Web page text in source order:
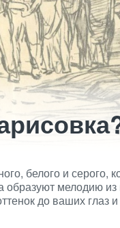
белого и серого,
мелодию из
до ваших глаз и